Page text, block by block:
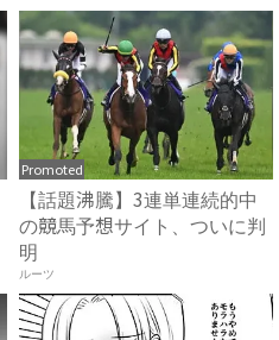
Promoted
【話題沸騰】3連単連続的中
の競馬予想サイト、ついに判
明
ルーツ